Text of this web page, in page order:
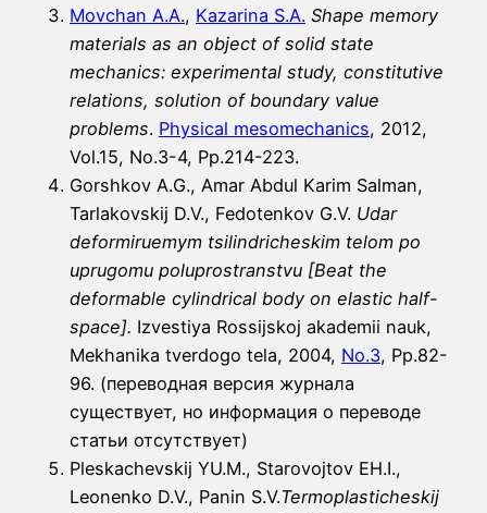
Movchan A.A., Kazarina S.A. Shape memory
materials as an object of solid state
mechanics: experimental study, constitutive
relations, solution of boundary value
problems. Physical mesomechanics, 2012,
Vol.15, No.3-4, Pp.214-223.
Gorshkov А.G., Аmar Аbdul Karim Salman,
Tarlakovskij D.V., Fedotenkov G.V. Udar
deformiruemym tsilindricheskim telom po
uprugomu poluprostranstvu [Beat the
deformable cylindrical body on elastic half-
space]. Izvestiya Rossijskoj akademii nauk,
Mekhanika tverdogo tela, 2004, No.3, Pp.82-
96. (переводная версия журнала
существует, но информация о переводе
статьи отсутствует)
Pleskachevskij YU.M., Starovojtov EH.I.,
Leonenko D.V., Panin S.V.Termoplasticheskij